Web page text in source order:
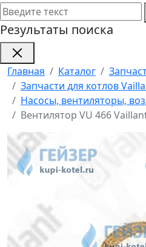
Результаты поиска
Главная Каталог
Запчасти для котлов
Насосы, вентиляторы,
Вентилятор VU 466